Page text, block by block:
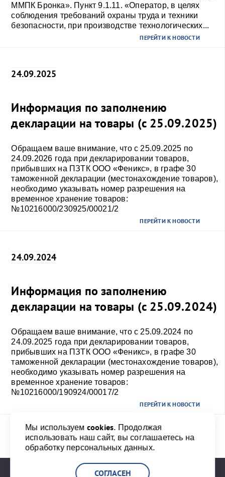
ММПК Бронка». Пункт 9.1.11. «Оператор, в целях
соблюдения требований охраны труда и техники
безопасности, при производстве технологических...
ПЕРЕЙТИ К НОВОСТИ
24.09.2025
Информация по заполнению
декларации на товары (с 25.09.2025)
Обращаем ваше внимание, что с 25.09.2025 по
24.09.2026 года при декларировании товаров,
прибывших на ПЗТК ООО «Феникс», в графе 30
таможенной декларации (местонахождение товаров),
необходимо указывать номер разрешения на
временное хранение товаров:
№10216000/230925/00021/2
ПЕРЕЙТИ К НОВОСТИ
24.09.2024
Информация по заполнению
декларации на товары (с 25.09.2024)
Обращаем ваше внимание, что с 25.09.2024 по
24.09.2025 года при декларировании товаров,
прибывших на ПЗТК ООО «Феникс», в графе 30
таможенной декларации (местонахождение товаров),
необходимо указывать номер разрешения на
временное хранение товаров:
№10216000/190924/00017/2
ПЕРЕЙТИ К НОВОСТИ
Назад 1 2 3 4 20 Вперед
Мы используем cookies. Продолжая
использовать наш сайт, вы соглашаетесь на
обработку персональных данных.
СОГЛАСЕН